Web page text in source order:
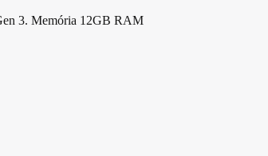
3. Memória 12GB RAM